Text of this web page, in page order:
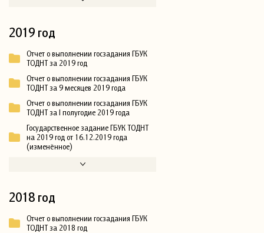
2019 год
Отчет о выполнении госзадания ГБУК
ТОДНТ за 2019 год
Отчет о выполнении госзадания ГБУК
ТОДНТ за 9 месяцев 2019 года
Отчет о выполнении госзадания ГБУК
ТОДНТ за I полугодие 2019 года
Государственное задание ГБУК ТОДНТ
на 2019 год от 16.12.2019 года
(изменённое)
2018 год
Отчет о выполнении госзадания ГБУК
ТОДНТ за 2018 год